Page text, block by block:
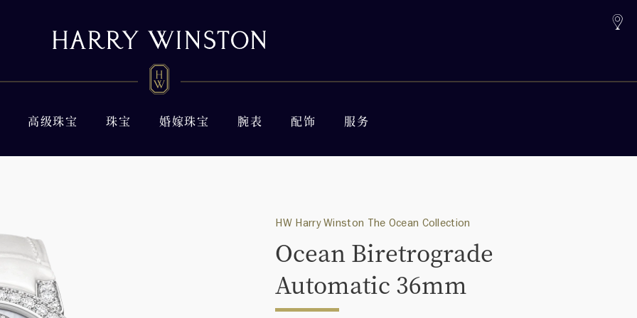
高级珠宝 珠宝 婚嫁珠宝 腕表 配饰 服务
HW Harry Winston The Ocean Collection
Ocean Biretrograde
Automatic 36mm